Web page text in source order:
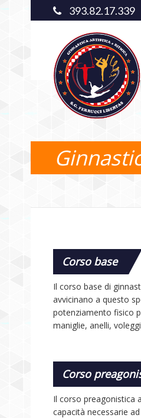
393.82.17.339
Corso base
Il corso base di
avvicinano a questo
potenziamento fisico
maniglie, anelli,
Corso
Il corso preagonistica
capacità necessarie